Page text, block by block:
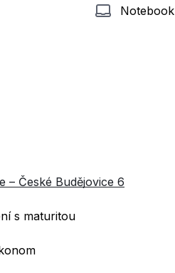
Notebook
– České Budějovice 6
s maturitou